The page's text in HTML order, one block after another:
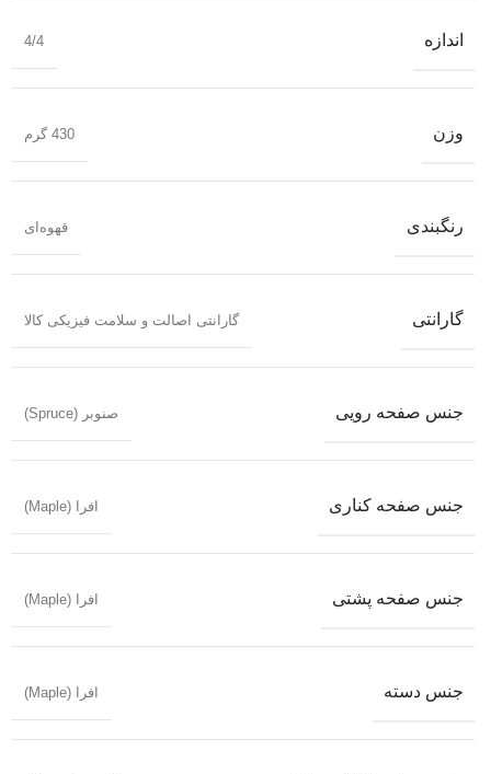
اندازه 4/4
وزن 430 گرم
رنگبندی قهوه‌ای
گارانتی گارانتی اصالت و سلامت فیزیکی کالا
جنس صفحه رویی صنوبر (Spruce)
جنس صفحه کناری افرا (Maple)
جنس صفحه پشتی افرا (Maple)
جنس دسته افرا (Maple)